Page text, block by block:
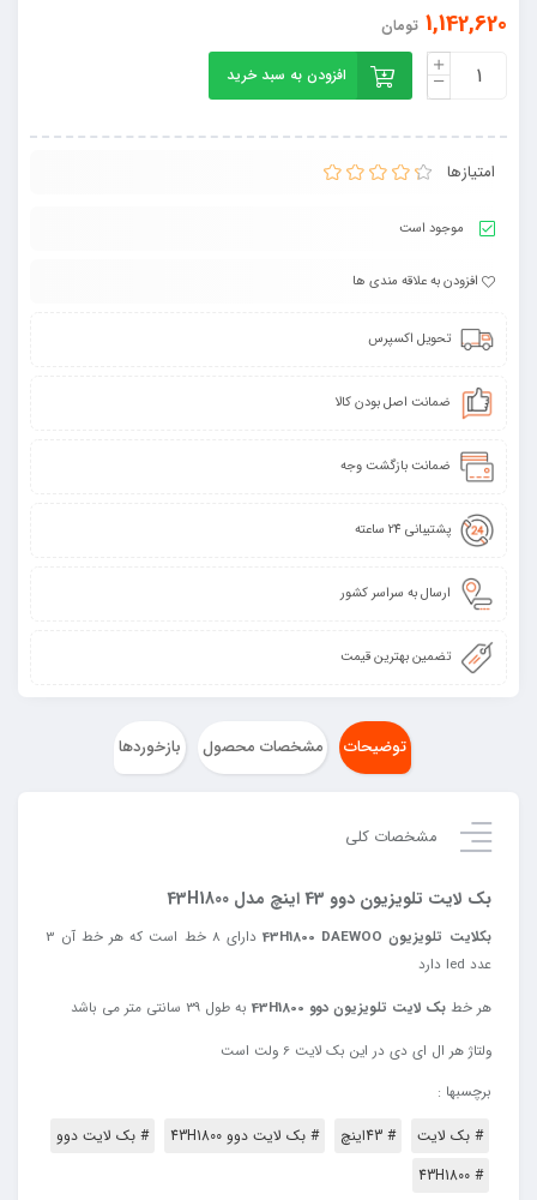
1,142,620 تومان
افزودن به سبد خرید
امتیازها
موجود است
افزودن به علاقه مندی ها
تحویل اکسپرس
ضمانت اصل بودن کالا
ضمانت بازگشت وجه
پشتیبانی 24 ساعته
ارسال به سراسر کشور
تضمین بهترین قیمت
توضیحات مشخصات محصول بازخوردها
مشخصات کلی
بک لایت تلویزیون دوو 43 اینچ مدل 43H1800
بکلایت تلویزیون 43H1800 DAEWOO
دارای 8 خط است که هر خط آن 3
عدد led دارد
هر خطبک لایت تلویزیون دوو 43H1800
به طول 39 سانتی متر می باشد
ولتاژ هر ال ای دی در این بک لایت 6 ولت است
برچسبها :
# بک لایت # 43اینچ # بک لایت دوو 43H1800
# بک لایت دوو
# 43H1800